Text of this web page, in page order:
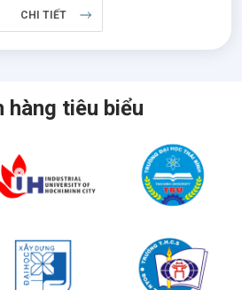
CHI TIẾT
hàng tiêu biểu